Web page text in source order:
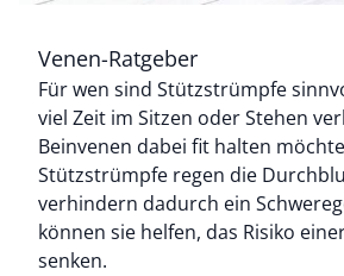
Venen-Ratgeber
Für wen sind Stützstrümpfe
viel Zeit im Sitzen oder Stehen
Bein­venen dabei fit halten
Stützstrümpfe regen die
verhindern dadurch ein
können sie helfen, das Risiko
senken.